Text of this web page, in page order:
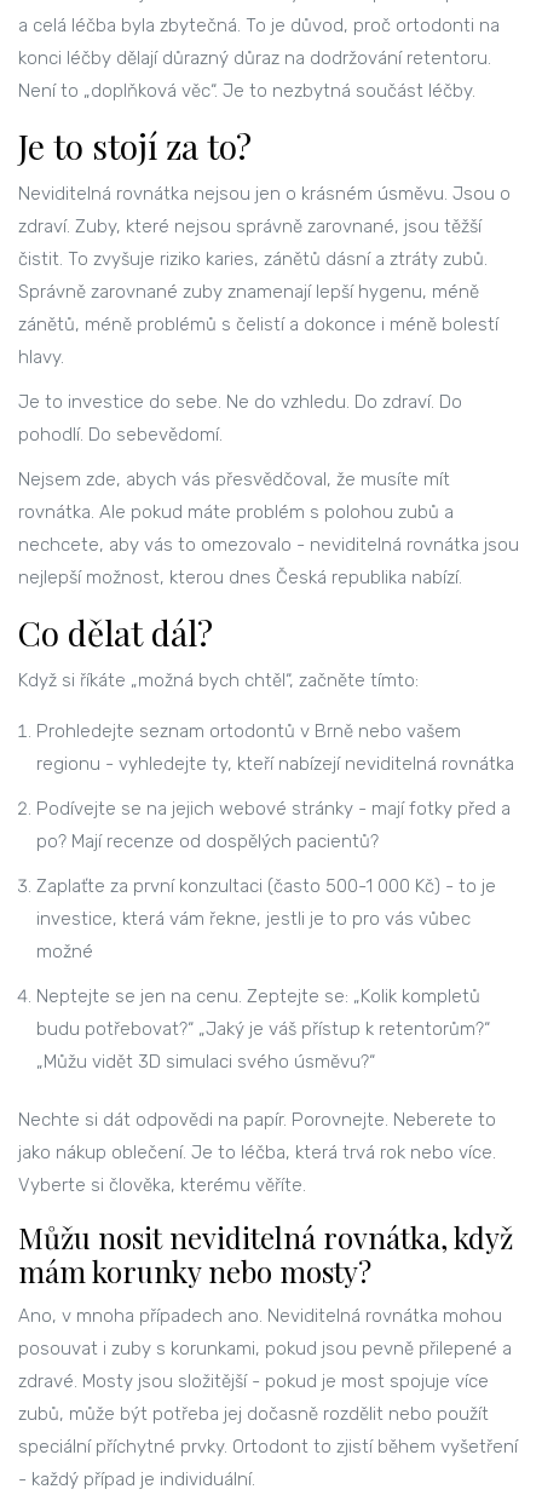
a celá léčba byla zbytečná. To je důvod, proč ortodonti na
konci léčby dělají důrazný důraz na dodržování retentoru.
Není to „doplňková věc“. Je to nezbytná součást léčby.
Je to stojí za to?
Neviditelná rovnátka nejsou jen o krásném úsměvu. Jsou o
zdraví. Zuby, které nejsou správně zarovnané, jsou těžší
čistit. To zvyšuje riziko karies, zánětů dásní a ztráty zubů.
Správně zarovnané zuby znamenají lepší hygenu, méně
zánětů, méně problémů s čelistí a dokonce i méně bolestí
hlavy.
Je to investice do sebe. Ne do vzhledu. Do zdraví. Do
pohodlí. Do sebevědomí.
Nejsem zde, abych vás přesvědčoval, že musíte mít
rovnátka. Ale pokud máte problém s polohou zubů a
nechcete, aby vás to omezovalo - neviditelná rovnátka jsou
nejlepší možnost, kterou dnes Česká republika nabízí.
Co dělat dál?
Když si říkáte „možná bych chtěl“, začněte tímto:
Prohledejte seznam ortodontů v Brně nebo vašem
regionu - vyhledejte ty, kteří nabízejí neviditelná rovnátka
Podívejte se na jejich webové stránky - mají fotky před a
po? Mají recenze od dospělých pacientů?
Zaplaťte za první konzultaci (často 500-1 000 Kč) - to je
investice, která vám řekne, jestli je to pro vás vůbec
možné
Neptejte se jen na cenu. Zeptejte se: „Kolik kompletů
budu potřebovat?“ „Jaký je váš přístup k retentorům?“
„Můžu vidět 3D simulaci svého úsměvu?“
Nechte si dát odpovědi na papír. Porovnejte. Neberete to
jako nákup oblečení. Je to léčba, která trvá rok nebo více.
Vyberte si člověka, kterému věříte.
Můžu nosit neviditelná rovnátka, když
mám korunky nebo mosty?
Ano, v mnoha případech ano. Neviditelná rovnátka mohou
posouvat i zuby s korunkami, pokud jsou pevně přilepené a
zdravé. Mosty jsou složitější - pokud je most spojuje více
zubů, může být potřeba jej dočasně rozdělit nebo použít
speciální příchytné prvky. Ortodont to zjistí během vyšetření
- každý případ je individuální.